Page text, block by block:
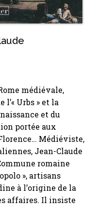
médiévale,
Urbs » et la
et du
portée aux
Médiéviste,
Jean-Claude
romaine
», artisans
à l’origine de la
affaires. Il insiste